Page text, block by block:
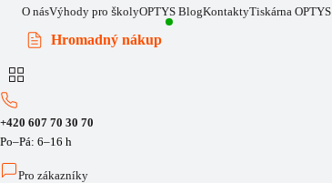
O násVýhody pro školyOPTYS BlogKontaktyTiskárna OPTYS
Hromadný nákup
+420 607 70 30 70
Po–Pá: 6–16 h
Pro zákazníky